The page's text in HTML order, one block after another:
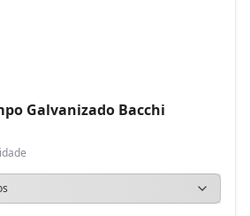
Galvanizado Bacchi